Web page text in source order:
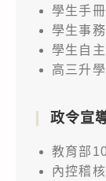
學生手冊
學生事
學生自
高三升
政令宣
教育部
內控稽